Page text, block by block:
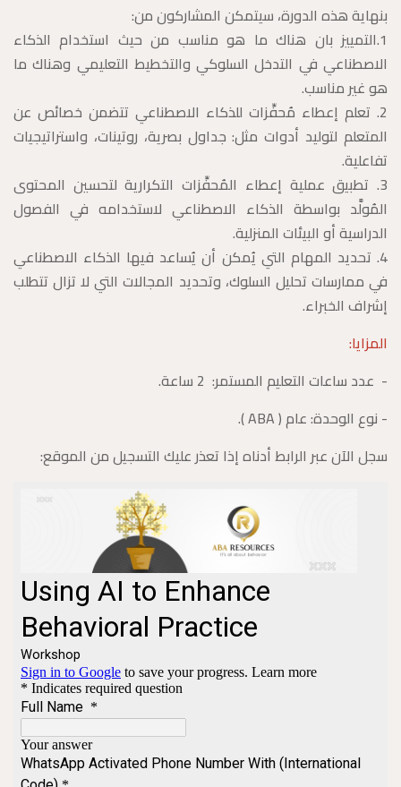
بنهاية هذه الدورة، سيتمكن المشاركون من:
1.التمييز بان هناك ما هو مناسب من حيث استخدام الذكاء
الاصطناعي في التدخل السلوكي والتخطيط التعليمي وهناك ما
هو غير مناسب.
2. تعلم إعطاء مُحفِّزات للذكاء الاصطناعي تتضمن خصائص عن
المتعلم لتوليد أدوات مثل: جداول بصرية، روتينات، واستراتيجيات
تفاعلية.
3. تطبيق عملية إعطاء المُحفِّزات التكرارية لتحسين المحتوى
المُولَّد بواسطة الذكاء الاصطناعي لاستخدامه في الفصول
الدراسية أو البيئات المنزلية.
4. تحديد المهام التي يُمكن أن يُساعد فيها الذكاء الاصطناعي
في ممارسات تحليل السلوك، وتحديد المجالات التي لا تزال تتطلب
إشراف الخبراء.
المزايا:
- عدد ساعات التعليم المستمر: 2 ساعة.
- نوع الوحدة: عام ( ABA ).
سجل الآن عبر الرابط أدناه إذا تعذر عليك التسجيل من الموقع: